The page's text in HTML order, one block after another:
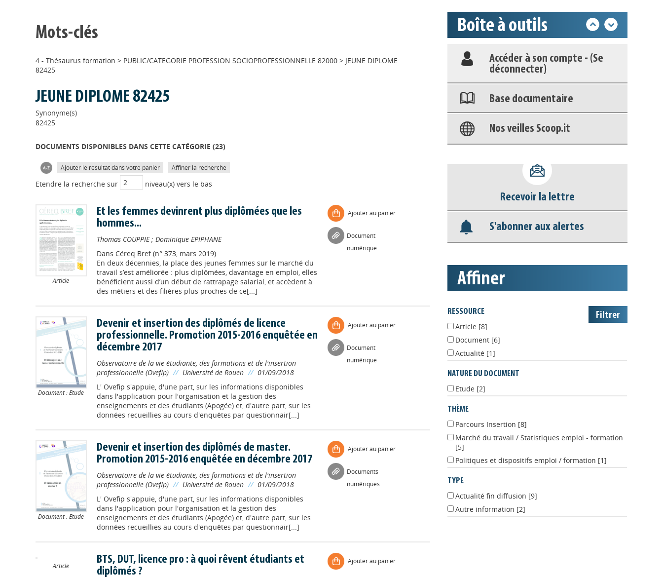
Mots-clés
4 - Thésaurus formation > PUBLIC/CATEGORIE PROFESSION SOCIOPROFESSIONNELLE 82000 > JEUNE DIPLOME
82425
JEUNE DIPLOME 82425
Synonyme(s)
82425
DOCUMENTS DISPONIBLES DANS CETTE CATÉGORIE (23)
Ajouter le résultat dans votre panier Affiner la recherche
Etendre la recherche sur niveau(x) vers le bas
Article
Et les femmes devinrent plus diplômées que les
hommes...
Thomas COUPPIE; Dominique EPIPHANE
Dans Céreq Bref (n° 373, mars 2019)
En deux décennies, la place des jeunes femmes sur le marché du
travail s’est améliorée : plus diplômées, davantage en emploi, elles
bénéficient aussi d’un début de rattrapage salarial, et accèdent à
des métiers et des filières plus proches de ce[...]
Ajouter au panier
Document
numérique
Document : Etude
Devenir et insertion des diplômés de licence
professionnelle. Promotion 2015-2016 enquêtée en
décembre 2017
Observatoire de la vie étudiante, des formations et de l'insertion
professionnelle (Ovefip) // Université de Rouen // 01/09/2018
L' Ovefip s'appuie, d'une part, sur les informations disponibles
dans l'application pour l'organisation et la gestion des
enseignements et des étudiants (Apogée) et, d'autre part, sur les
données recueillies au cours d'enquêtes par questionnair[...]
Ajouter au panier
Document
numérique
Document : Etude
Devenir et insertion des diplômés de master.
Promotion 2015-2016 enquêtée en décembre 2017
Observatoire de la vie étudiante, des formations et de l'insertion
professionnelle (Ovefip) // Université de Rouen // 01/09/2018
L' Ovefip s'appuie, d'une part, sur les informations disponibles
dans l'application pour l'organisation et la gestion des
enseignements et des étudiants (Apogée) et, d'autre part, sur les
données recueillies au cours d'enquêtes par questionnair[...]
Ajouter au panier
Documents
numériques
Article
BTS, DUT, licence pro : à quoi rêvent étudiants et
diplômés ?
Ajouter au panier
Boîte à outils
Déposer une actu !
Accéder à son compte - (Se
déconnecter)
Base documentaire
Nos veilles Scoop.it
Recevoir la lettre
S'abonner aux alertes
affiner
RESSOURCE
Article [8]
Document [6]
Actualité [1]
NATURE DU DOCUMENT
Etude [2]
THÈME
Parcours Insertion [8]
Marché du travail / Statistiques emploi - formation
[5]
Politiques et dispositifs emploi / formation [1]
TYPE
Actualité fin diffusion [9]
Autre information [2]